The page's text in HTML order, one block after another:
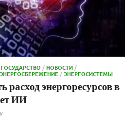
ГОСУДАРСТВО /НОВОСТИ/
ЭНЕРГОСБЕРЕЖЕНИЕ/ЭНЕРГОСИСТЕМЫ
расход энергоресурсов в
ИИ